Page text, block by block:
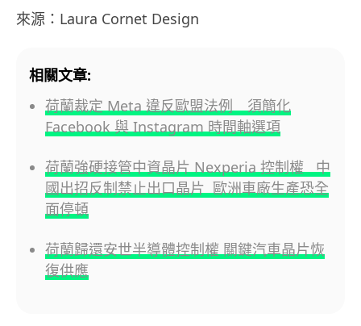
來源：Laura Cornet Design
相關文章:
荷蘭裁定 Meta 違反歐盟法例 須簡化
Facebook 與 Instagram 時間軸選項
荷蘭強硬接管中資晶片 Nexperia 控制權 中
國出招反制禁止出口晶片 歐洲車廠生產恐全
面停頓
荷蘭歸還安世半導體控制權 關鍵汽車晶片恢
復供應